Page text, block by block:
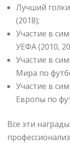
Лучший
(2018);
Участие в
УЕФА (2010,
Участие в
Мира по
Участие в
Европы по
Все эти